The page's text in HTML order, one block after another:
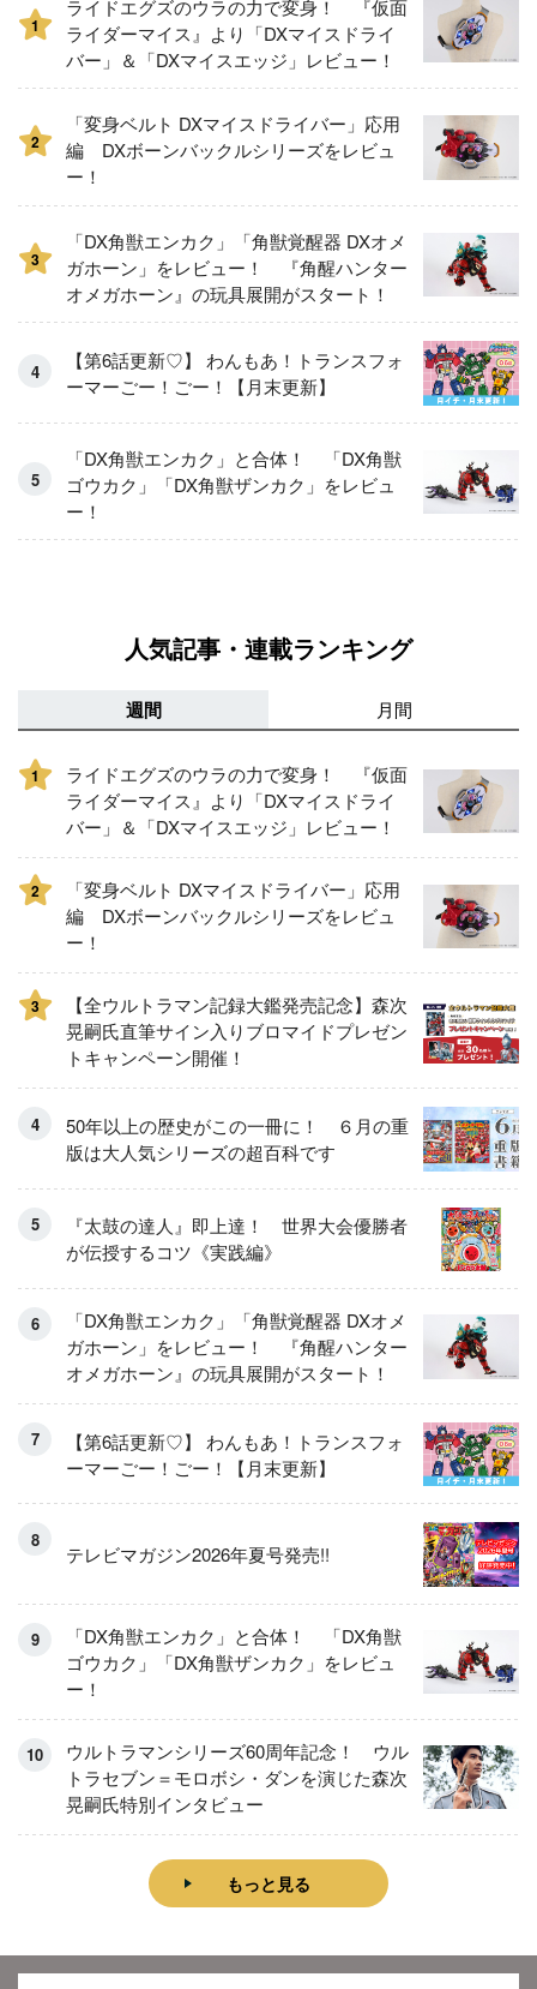
1
ライドエグズのウラの力で変身！ 『仮面
ライダーマイス』より「DXマイスドライ
バー」＆「DXマイスエッジ」レビュー！
2
「変身ベルト DXマイスドライバー」応用
編 DXボーンバックルシリーズをレビュ
ー！
3
「DX角獣エンカク」「角獣覚醒器 DXオメ
ガホーン」をレビュー！ 『角醒ハンター
オメガホーン』の玩具展開がスタート！
【第6話更新♡】 わんもあ！トランスフォ
ーマーごー！ごー！【月末更新】
「DX角獣エンカク」と合体！ 「DX角獣
ゴウカク」「DX角獣ザンカク」をレビュ
ー！
人気記事・連載ランキング
週間 月間
1
ライドエグズのウラの力で変身！ 『仮面
ライダーマイス』より「DXマイスドライ
バー」＆「DXマイスエッジ」レビュー！
2
「変身ベルト DXマイスドライバー」応用
編 DXボーンバックルシリーズをレビュ
ー！
3
【全ウルトラマン記録大鑑発売記念】森次
晃嗣氏直筆サイン入りブロマイドプレゼン
トキャンペーン開催！
50年以上の歴史がこの一冊に！ ６月の重
版は大人気シリーズの超百科です
『太鼓の達人』即上達！ 世界大会優勝者
が伝授するコツ《実践編》
「DX角獣エンカク」「角獣覚醒器 DXオメ
ガホーン」をレビュー！ 『角醒ハンター
オメガホーン』の玩具展開がスタート！
【第6話更新♡】 わんもあ！トランスフォ
ーマーごー！ごー！【月末更新】
テレビマガジン2026年夏号発売!!
「DX角獣エンカク」と合体！ 「DX角獣
ゴウカク」「DX角獣ザンカク」をレビュ
ー！
ウルトラマンシリーズ60周年記念！ ウル
トラセブン＝モロボシ・ダンを演じた森次
晃嗣氏特別インタビュー
もっと見る